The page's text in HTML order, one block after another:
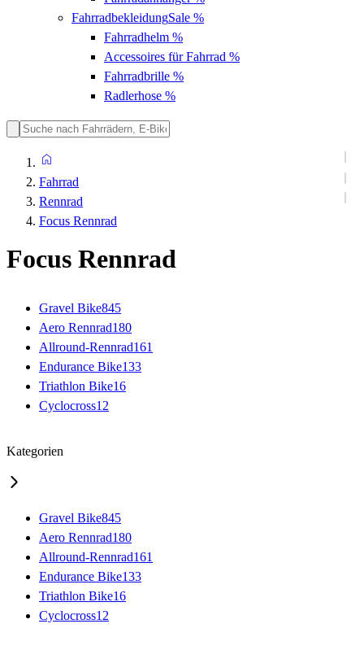
FahrradbekleidungSale %
Fahrradhelm %
Accessoires für Fahrrad %
Fahrradbrille %
Radlerhose %
Fahrrad
Rennrad
Focus Rennrad
Focus Rennrad
Gravel Bike845
Aero Rennrad180
Allround-Rennrad161
Endurance Bike133
Triathlon Bike16
Cyclocross12
Kategorien
Gravel Bike845
Aero Rennrad180
Allround-Rennrad161
Endurance Bike133
Triathlon Bike16
Cyclocross12